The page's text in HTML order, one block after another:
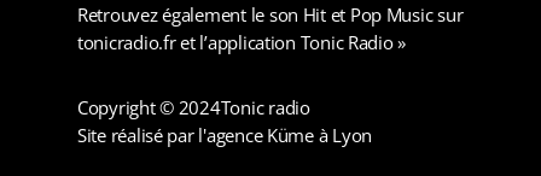
Retrouvez également le son Hit et Pop Music sur
tonicradio.fr et l’application Tonic Radio »
Copyright © 2024Tonic radio
Site réalisé par l'agence Küme à Lyon